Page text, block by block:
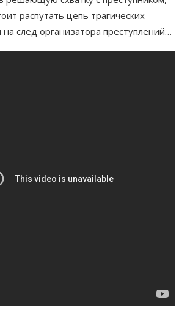
распутать цепь трагических
след организатора преступлений…